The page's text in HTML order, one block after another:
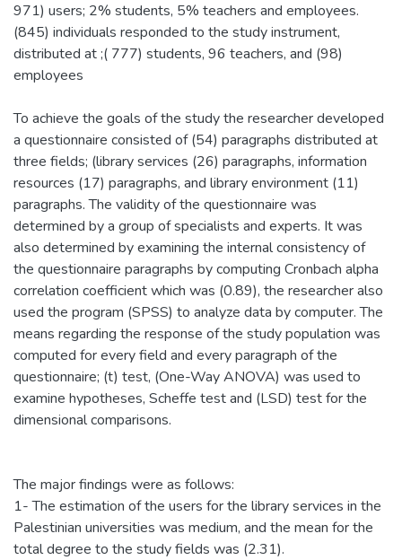
971) users; 2% students, 5% teachers and employees.
(845) individuals responded to the study instrument,
distributed at ;( 777) students, 96 teachers, and (98)
employees
To achieve the goals of the study the researcher developed
a questionnaire consisted of (54) paragraphs distributed at
three fields; (library services (26) paragraphs, information
resources (17) paragraphs, and library environment (11)
paragraphs. The validity of the questionnaire was
determined by a group of specialists and experts. It was
also determined by examining the internal consistency of
the questionnaire paragraphs by computing Cronbach alpha
correlation coefficient which was (0.89), the researcher also
used the program (SPSS) to analyze data by computer. The
means regarding the response of the study population was
computed for every field and every paragraph of the
questionnaire; (t) test, (One-Way ANOVA) was used to
examine hypotheses, Scheffe test and (LSD) test for the
dimensional comparisons.
The major findings were as follows:
1- The estimation of the users for the library services in the
Palestinian universities was medium, and the mean for the
total degree to the study fields was (2.31).